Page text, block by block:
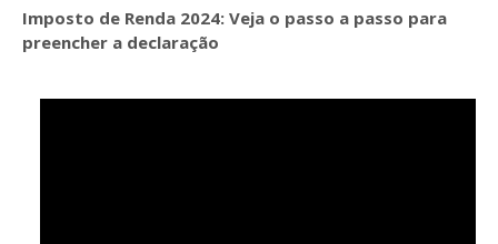
Imposto de Renda 2024: Veja o passo a passo para
preencher a declaração